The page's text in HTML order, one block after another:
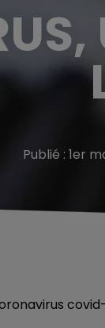
Publié : 1er